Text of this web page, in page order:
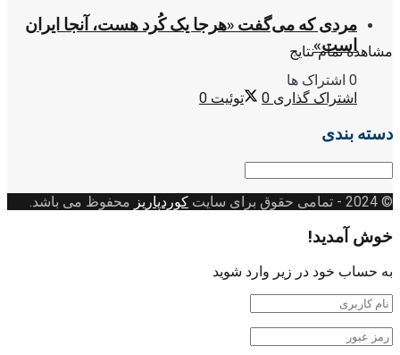
مشاهده تمام نتایج
مردی که می‌گفت «هرجا یک کُرد هست، آنجا ایران
است»
0 اشتراک ها
اشتراک گذاری 0 توئیت 0
دسته بندی
دسته
© 2024
- تمامی حقوق برای سایت کوردپاریز محفوظ می باشد.
خوش آمدید!
به حساب خود در زیر وارد شوید